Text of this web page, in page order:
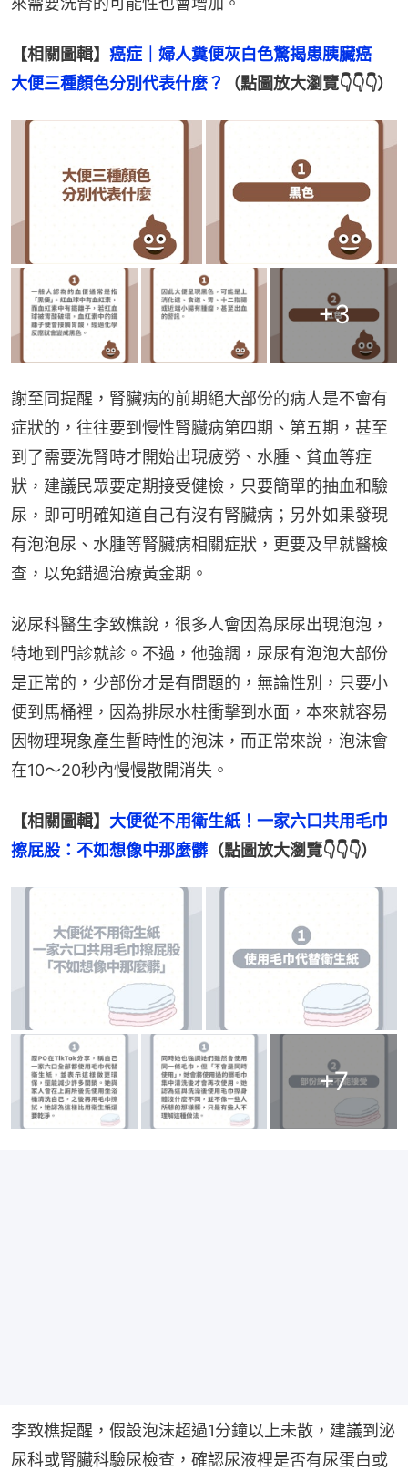
【相關圖輯】 癌症｜婦人糞便灰白色驚揭患胰臟癌
大便三種顏色分別代表什麼？
（點圖放大瀏覽👇👇👇）
+3
謝至同提醒，腎臟病的前期絕大部份的病人是不會有
症狀的，往往要到慢性腎臟病第四期、第五期，甚至
到了需要洗腎時才開始出現疲勞、水腫、貧血等症
狀，建議民眾要定期接受健檢，只要簡單的抽血和驗
尿，即可明確知道自己有沒有腎臟病；另外如果發現
有泡泡尿、水腫等腎臟病相關症狀，更要及早就醫檢
查，以免錯過治療黃金期。
泌尿科醫生李致樵說，很多人會因為尿尿出現泡泡，
特地到門診就診。不過，他強調，尿尿有泡泡大部份
是正常的，少部份才是有問題的，無論性別，只要小
便到馬桶裡，因為排尿水柱衝擊到水面，本來就容易
因物理現象產生暫時性的泡沫，而正常來說，泡沫會
在10～20秒內慢慢散開消失。
【相關圖輯】 大便從不用衛生紙！一家六口共用毛巾
擦屁股：不如想像中那麼髒 （點圖放大瀏覽👇👇👇）
+7
李致樵提醒，假設泡沫超過1分鐘以上未散，建議到泌
尿科或腎臟科驗尿檢查，確認尿液裡是否有尿蛋白或